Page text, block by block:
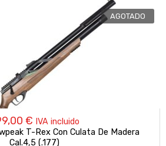
AGOTADO
€ IVA incluido
T-Rex Con Culata De Madera
Cal.4,5 (.177)